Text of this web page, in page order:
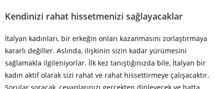
Kendinizi rahat hissetmenizi sağlayacaklar
İtalyan kadınları, bir erkeğin onları kazanmasını zorlaştırmaya
kararlı değiller. Aslında, ilişkinin sizin kadar yürümesini
sağlamakla ilgileniyorlar. İlk kez tanıştığınızda bile, İtalyan bir
kadın aktif olarak sizi rahat ve rahat hissettirmeye çalışacaktır.